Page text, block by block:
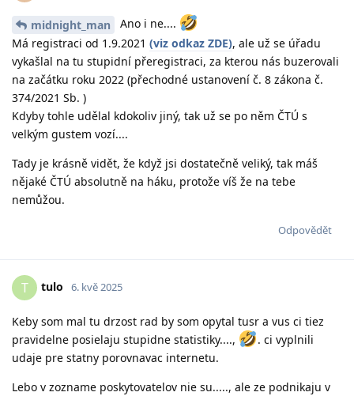
midnight_man
Ano i ne....
Má registraci od 1.9.2021 (viz odkaz ZDE), ale už se úřadu
vykašlal na tu stupidní přeregistraci, za kterou nás buzerovali
na začátku roku 2022 (přechodné ustanovení č. 8 zákona č.
374/2021 Sb. )
Kdyby tohle udělal kdokoliv jiný, tak už se po něm ČTÚ s
velkým gustem vozí....
Tady je krásně vidět, že když jsi dostatečně veliký, tak máš
nějaké ČTÚ absolutně na háku, protože víš že na tebe
nemůžou.
Odpovědět
T tulo 6. kvě 2025
Keby som mal tu drzost rad by som opytal tusr a vus ci tiez
pravidelne posielaju stupidne statistiky....,
. ci vyplnili
udaje pre statny porovnavac internetu.
Lebo v zozname poskytovatelov nie su....., ale ze podnikaju v